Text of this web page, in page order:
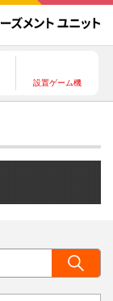
設置ゲーム機